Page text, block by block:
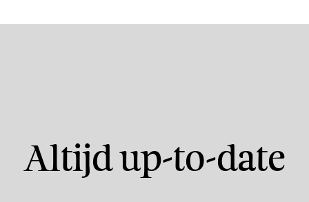
Altijd up-to-date